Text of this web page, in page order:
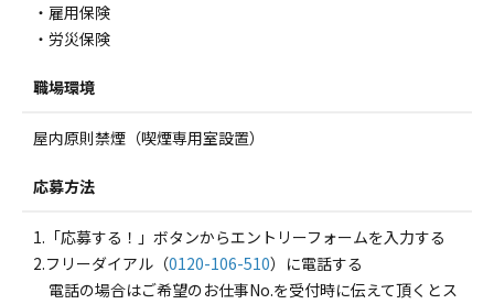
・雇用保険
・労災保険
職場環境
屋内原則禁煙（喫煙専用室設置）
応募方法
1.「応募する！」ボタンからエントリーフォームを入力する
2.フリーダイアル（0120-106-510）に電話する
電話の場合はご希望のお仕事No.を受付時に伝えて頂くとス